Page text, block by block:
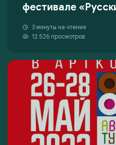
фестивале
3 минуты на чтение
12 526 просмотров